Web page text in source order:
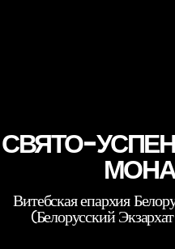
СВЯТО-
Витебская епархия
(Белорусский